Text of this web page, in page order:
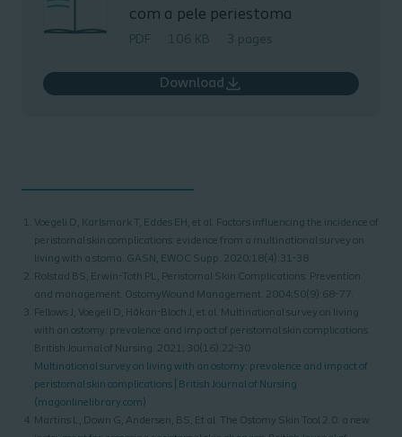
com a pele periestoma
PDF 106 KB 3 pages
Download
Voegeli D, Karlsmark T, Eddes EH, et al. Factors influencing the incidence of
peristomal skin complications: evidence from a multinational survey on
living with a stoma. GASN, EWOC Supp. 2020;18(4):31-38
Rolstad BS, Erwin-Toth PL, Peristomal Skin Complications: Prevention
and management. OstomyWound Management. 2004;50(9):68-77.
Fellows J, Voegeli D, Håkan-Bloch J, et al. Multinational survey on living
with an ostomy: prevalence and impact of peristomal skin complications.
British Journal of Nursing. 2021; 30(16):22-30
Multinational survey on living with an ostomy: prevalence and impact of
peristomal skin complications | British Journal of Nursing
(magonlinelibrary.com)
Martins L, Down G, Andersen, BS, Et al. The Ostomy Skin Tool 2.0: a new